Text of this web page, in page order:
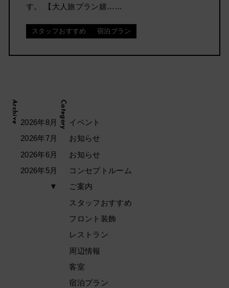
す。 【大人旅プラン嬉……
スタッフおすすめ 宿泊プラン
Archive 2026年8月
2026年7月
2026年6月
2026年5月
▼
Category イベント
お知らせ
お知らせ
コンセプトルーム
ご案内
スタッフおすすめ
フロント装飾
レストラン
周辺情報
客室
宿泊プラン